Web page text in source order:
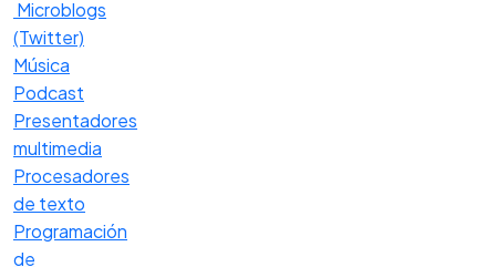
Microblogs
(Twitter)
Música
Podcast
Presentadores
multimedia
Procesadores
de texto
Programación
de